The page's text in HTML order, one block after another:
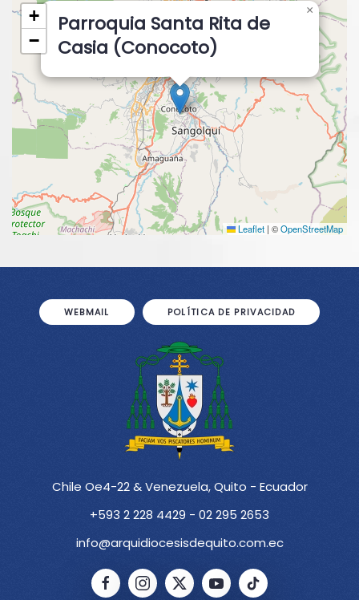
Parroquia Santa Rita de
Casia (Conocoto)
×
+
−
Leaflet | ©OpenStreetMap
WEBMAIL POLÍTICA DE PRIVACIDAD
Chile Oe4-22 & Venezuela, Quito - Ecuador
+593 2 228 4429 - 02 295 2653
info@arquidiocesisdequito.com.ec